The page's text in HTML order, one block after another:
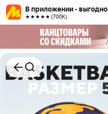
В приложении - выгодно
★★★★★ (700К)